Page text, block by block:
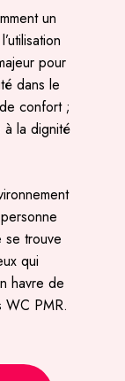
un
pour
dans le
confort ;
à la dignité
se trouve
qui
havre de
WC PMR.